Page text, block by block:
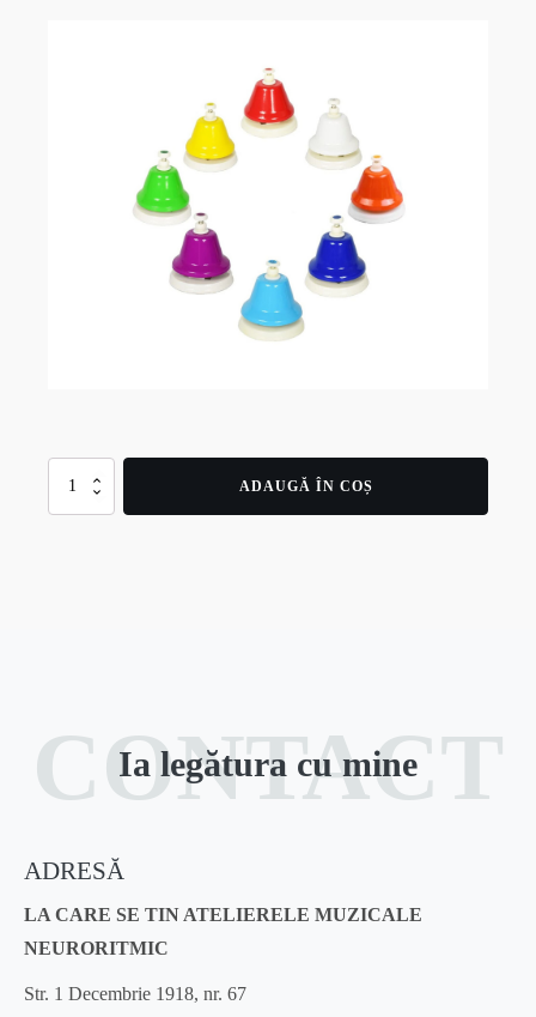
Cantitate
10
ADAUGĂ ÎN COȘ
CONTACT
Ia legătura cu mine
ADRESĂ
LA CARE SE TIN ATELIERELE MUZICALE
NEURORITMIC
Str. 1 Decembrie 1918, nr. 67